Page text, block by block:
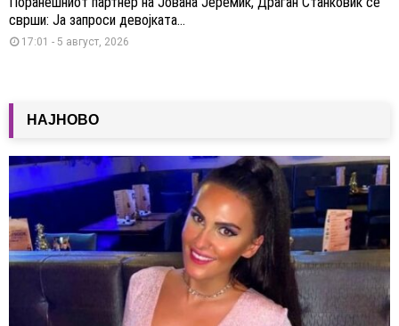
сврши: Ја запроси девојката...
17:01 - 5 август, 2026
НАЈНОВО